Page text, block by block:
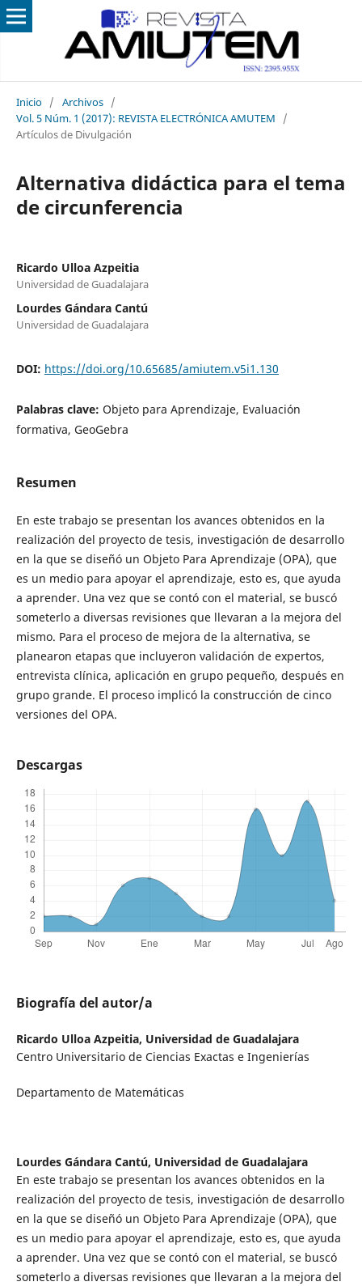
Inicio / Archivos /
Vol. 5 Núm. 1 (2017): REVISTA ELECTRÓNICA AMUTEM
/
Artículos de Divulgación
Alternativa didáctica para el tema
de circunferencia
Ricardo Ulloa Azpeitia
Universidad de Guadalajara
Lourdes Gándara Cantú
Universidad de Guadalajara
DOI: https://doi.org/10.65685/amiutem.v5i1.130
Palabras clave: Objeto para Aprendizaje, Evaluación
formativa, GeoGebra
Resumen
En este trabajo se presentan los avances obtenidos en la
realización del proyecto de tesis, investigación de desarrollo
en la que se diseñó un Objeto Para Aprendizaje (OPA), que
es un medio para apoyar el aprendizaje, esto es, que ayuda
a aprender. Una vez que se contó con el material, se buscó
someterlo a diversas revisiones que llevaran a la mejora del
mismo. Para el proceso de mejora de la alternativa, se
planearon etapas que incluyeron validación de expertos,
entrevista clínica, aplicación en grupo pequeño, después en
grupo grande. El proceso implicó la construcción de cinco
versiones del OPA.
Descargas
Biografía del autor/a
Ricardo Ulloa Azpeitia, Universidad de Guadalajara
Centro Universitario de Ciencias Exactas e Ingenierías
Departamento de Matemáticas
Lourdes Gándara Cantú, Universidad de Guadalajara
En este trabajo se presentan los avances obtenidos en la
realización del proyecto de tesis, investigación de desarrollo
en la que se diseñó un Objeto Para Aprendizaje (OPA), que
es un medio para apoyar el aprendizaje, esto es, que ayuda
a aprender. Una vez que se contó con el material, se buscó
someterlo a diversas revisiones que llevaran a la mejora del